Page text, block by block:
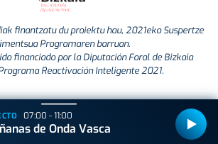
finantzatu du proiektu hau, 2021eko Suspertze
Programaren barruan.
financiado por la Diputación Foral de Bizkaia
Reactivación Inteligente 2021.
07:00 - 11:00
de Onda Vasca